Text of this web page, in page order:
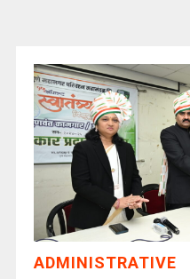
ADMINISTRATIVE